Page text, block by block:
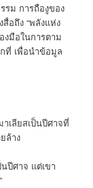
รม การถืองูของ
สื่อถึง “พลังแห่ง
งมือในการตาม
ที่ เพื่อนำข้อมูล
เลียสเป็นปีศาจที่
ล้าง
ปีศาจ แต่เขา